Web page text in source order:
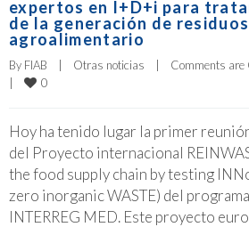
expertos en I+D+i para
de la generación de
agroalimentario
By FIAB | Otras noticias | Comments are
|
0
Hoy ha tenido lugar la primer
del Proyecto internacional
the food supply chain by testing
zero inorganic WASTE) del
INTERREG MED. Este proyecto